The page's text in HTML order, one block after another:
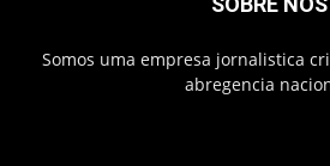
Somos uma empresa jornalistica
abregencia